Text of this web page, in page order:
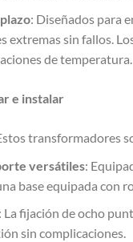
: Diseñados para
extremas sin fallos.
de temperatura.
e instalar
transformadores
versátiles:
base equipada con
La fijación de ocho
sin complicaciones.